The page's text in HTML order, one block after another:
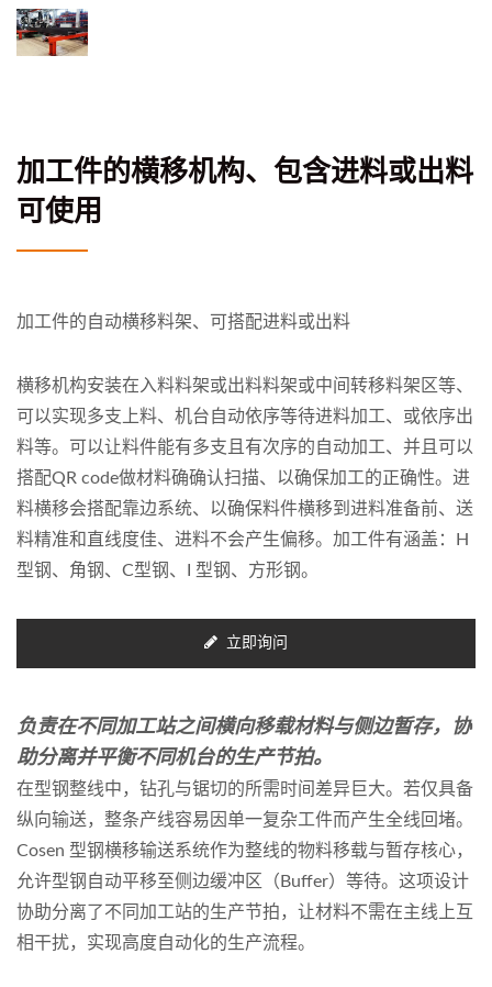
加工件的横移机构、包含进料或出料
可使用
加工件的自动横移料架、可搭配进料或出料
横移机构安装在入料料架或出料料架或中间转移料架区等、
可以实现多支上料、机台自动依序等待进料加工、或依序出
料等。可以让料件能有多支且有次序的自动加工、并且可以
搭配QR code做材料确确认扫描、以确保加工的正确性。进
料横移会搭配靠边系统、以确保料件横移到进料准备前、送
料精准和直线度佳、进料不会产生偏移。加工件有涵盖：H
型钢、角钢、C型钢、I 型钢、方形钢。
立即询问
负责在不同加工站之间横向移载材料与侧边暂存，协
助分离并平衡不同机台的生产节拍。
在型钢整线中，钻孔与锯切的所需时间差异巨大。若仅具备
纵向输送，整条产线容易因单一复杂工件而产生全线回堵。
Cosen 型钢横移输送系统作为整线的物料移载与暂存核心，
允许型钢自动平移至侧边缓冲区（Buffer）等待。这项设计
协助分离了不同加工站的生产节拍，让材料不需在主线上互
相干扰，实现高度自动化的生产流程。